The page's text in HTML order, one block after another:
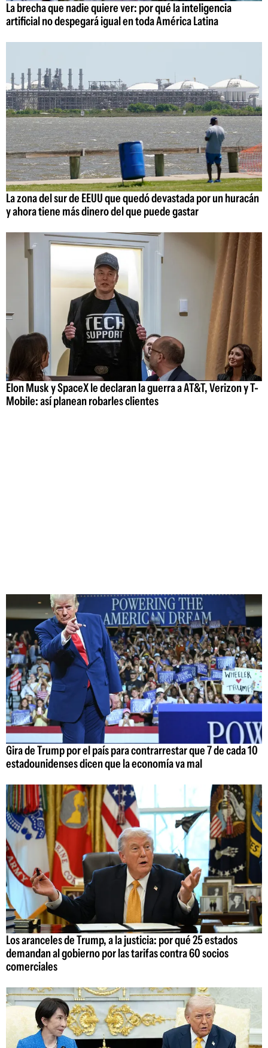
La brecha que nadie quiere ver: por qué la inteligencia
artificial no despegará igual en toda América Latina
La zona del sur de EEUU que quedó devastada por un huracán
y ahora tiene más dinero del que puede gastar
Elon Musk y SpaceX le declaran la guerra a AT&T, Verizon y T-
Mobile: así planean robarles clientes
Gira de Trump por el país para contrarrestar que 7 de cada 10
estadounidenses dicen que la economía va mal
Los aranceles de Trump, a la justicia: por qué 25 estados
demandan al gobierno por las tarifas contra 60 socios
comerciales